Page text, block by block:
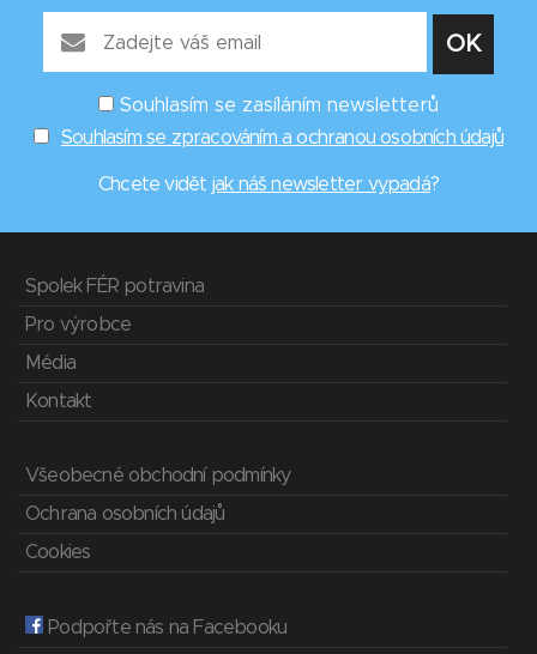
Souhlasím se zasíláním newsletterů
Souhlasím se zpracováním a ochranou osobních údajů
Chcete vidět jak náš newsletter vypadá?
Spolek FÉR potravina
Pro výrobce
Média
Kontakt
Všeobecné obchodní podmínky
Ochrana osobních údajů
Cookies
Podpořte nás na Facebooku